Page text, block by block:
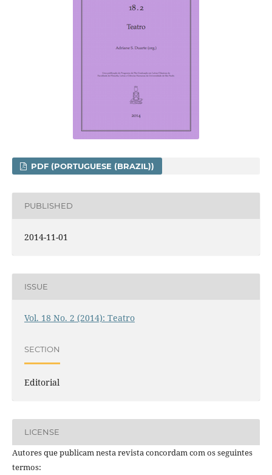
PDF (PORTUGUESE (BRAZIL))
PUBLISHED
2014-11-01
ISSUE
Vol. 18 No. 2 (2014): Teatro
SECTION
Editorial
LICENSE
Autores que publicam nesta revista concordam com os seguintes
termos: